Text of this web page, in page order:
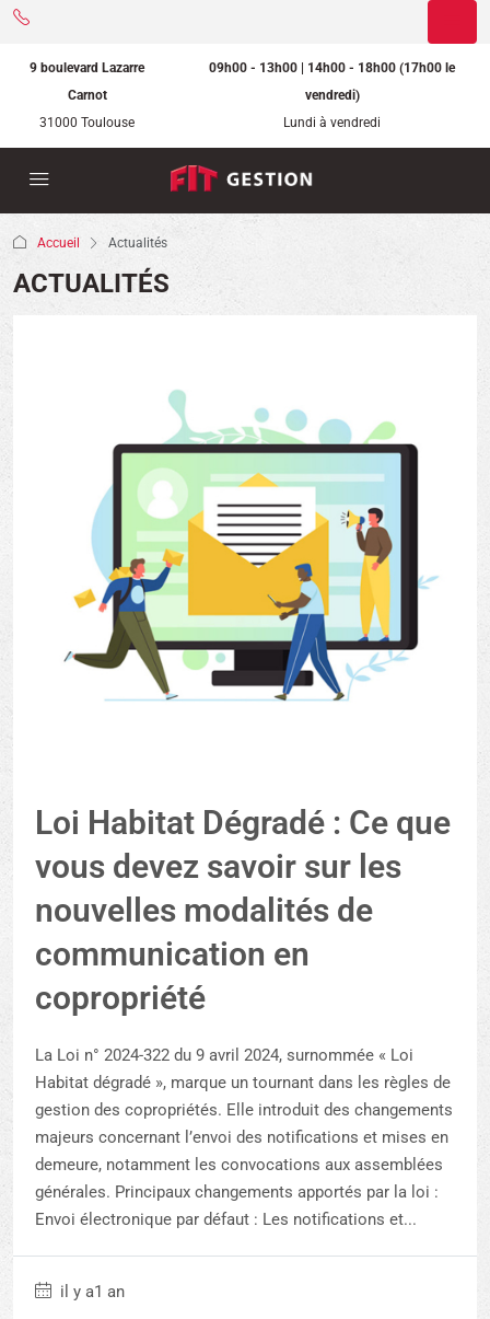
9 boulevard Lazarre
Carnot
31000 Toulouse
09h00 - 13h00 | 14h00 - 18h00 (17h00 le
vendredi)
Lundi à vendredi
Accueil Actualités
ACTUALITÉS
Loi Habitat Dégradé : Ce que
vous devez savoir sur les
nouvelles modalités de
communication en
copropriété
La Loi n° 2024-322 du 9 avril 2024, surnommée « Loi
Habitat dégradé », marque un tournant dans les règles de
gestion des copropriétés. Elle introduit des changements
majeurs concernant l’envoi des notifications et mises en
demeure, notamment les convocations aux assemblées
générales. Principaux changements apportés par la loi :
Envoi électronique par défaut : Les notifications et...
il y a1 an